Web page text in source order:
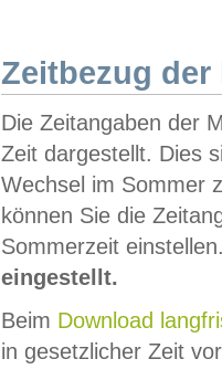
Zeitbezug der
Die Zeitangaben der
Zeit dargestellt. Dies
Wechsel im Sommer
können Sie die
Sommerzeit
eingestellt.
Beim Download
in gesetzlicher Zeit